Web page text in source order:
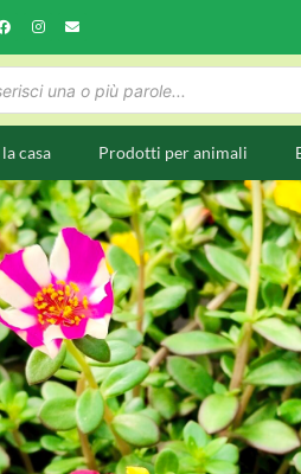
casa Prodotti per animali